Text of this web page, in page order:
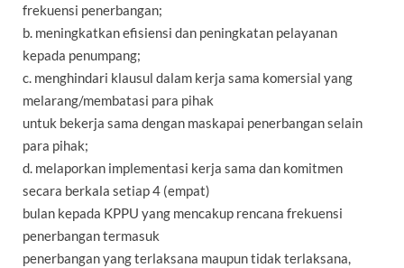
frekuensi penerbangan;
b. meningkatkan efisiensi dan peningkatan pelayanan
kepada penumpang;
c. menghindari klausul dalam kerja sama komersial yang
melarang/membatasi para pihak
untuk bekerja sama dengan maskapai penerbangan selain
para pihak;
d. melaporkan implementasi kerja sama dan komitmen
secara berkala setiap 4 (empat)
bulan kepada KPPU yang mencakup rencana frekuensi
penerbangan termasuk
penerbangan yang terlaksana maupun tidak terlaksana,